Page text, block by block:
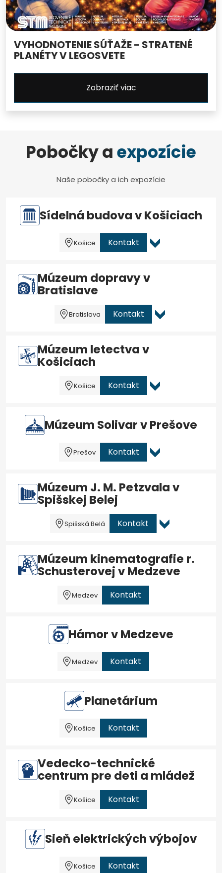
VYHODNOTENIE SÚŤAŽE - STRATENÉ
PLANÉTY V LEGOSVETE
Zobraziť viac
Pobočky aexpozície
Naše pobočky a ich expozície
Sídelná budova v Košiciach
Košice Kontakt
Múzeum dopravy v
Bratislave
Bratislava Kontakt
Múzeum letectva v
Košiciach
Košice Kontakt
Múzeum Solivar v Prešove
Prešov Kontakt
Múzeum J. M. Petzvala v
Spišskej Belej
Spišská Belá Kontakt
Múzeum kinematografie r.
Schusterovej v Medzeve
Medzev Kontakt
Hámor v Medzeve
Medzev Kontakt
Planetárium
Košice Kontakt
Vedecko-technické
centrum pre deti a mládež
Košice Kontakt
Sieň elektrických výbojov
Košice Kontakt